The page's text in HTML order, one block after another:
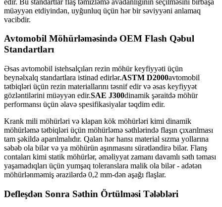
müəyyən etdiyindən, uyğunluq üçün hər bir səviyyəni anlamaq
vacibdir.
Avtomobil Möhürləməsində OEM Flash Qəbul
Standartları
Əsas avtomobil istehsalçıları rezin möhür keyfiyyəti üçün
beynəlxalq standartlara istinad edirlər.ASTM D2000avtomobil
tətbiqləri üçün rezin materiallarını təsnif edir və əsas keyfiyyət
gözləntilərini müəyyən edir.SAE J300dinamik şəraitdə möhür
performansı üçün əlavə spesifikasiyalar təqdim edir.
Krank mili möhürləri və klapan kök möhürləri kimi dinamik
möhürləmə tətbiqləri üçün möhürləmə səthlərində flaşın çıxarılması
tam şəkildə aparılmalıdır. Qalan hər hansı material sızma yollarına
səbəb ola bilər və ya möhürün aşınmasını sürətləndirə bilər. Flanş
contaları kimi statik möhürlər, əməliyyat zamanı davamlı səth təması
yaşamadıqları üçün yumşaq toleranslara malik ola bilər - adətən
möhürlənməmiş ərazilərdə 0,2 mm-dən aşağı flaşlar.
Defleşdən Sonra Səthin Örtülməsi Tələbləri